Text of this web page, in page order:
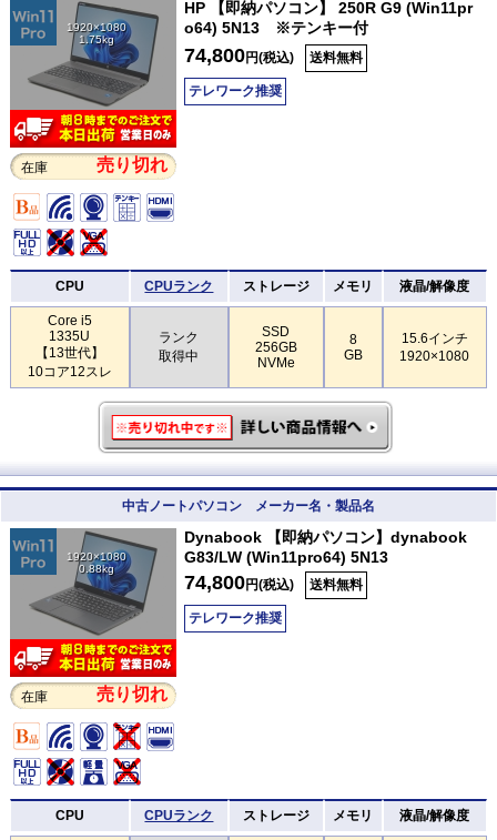
1920×1080
1.75kg
在庫 売り切れ
HP 【即納パソコン】 250R G9 (Win11pr
o64) 5N13 ※テンキー付
74,800円(税込) 送料無料
テレワーク推奨
CPU CPUランク ストレージ メモリ 液晶/解像度
Core i5
1335U
【13世代】
10コア12スレ
ランク
取得中
SSD
256GB
NVMe
8
GB
15.6インチ
1920×1080
中古ノートパソコン メーカー名・製品名
1920×1080
0.88kg
在庫 売り切れ
Dynabook 【即納パソコン】dynabook
G83/LW (Win11pro64) 5N13
74,800円(税込) 送料無料
テレワーク推奨
CPU CPUランク ストレージ メモリ 液晶/解像度